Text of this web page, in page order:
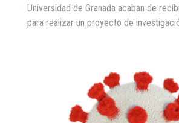
Universidad de Granada acaban de
para realizar un proyecto de